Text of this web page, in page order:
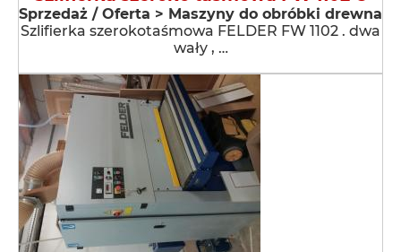
Sprzedaż / Oferta > Maszyny do obróbki drewna
Szlifierka szerokotaśmowa FELDER FW 1102 . dwa
wały , …